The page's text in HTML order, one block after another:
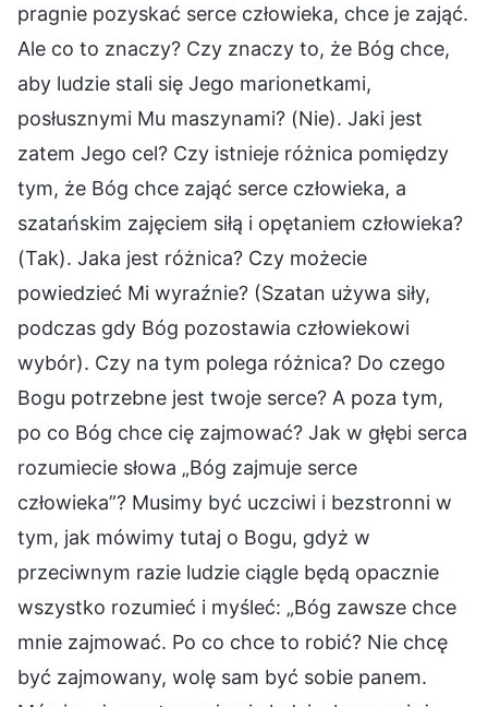
pragnie pozyskać serce człowieka, chce je zająć.
Ale co to znaczy? Czy znaczy to, że Bóg chce,
aby ludzie stali się Jego marionetkami,
posłusznymi Mu maszynami? (Nie). Jaki jest
zatem Jego cel? Czy istnieje różnica pomiędzy
tym, że Bóg chce zająć serce człowieka, a
szatańskim zajęciem siłą i opętaniem człowieka?
(Tak). Jaka jest różnica? Czy możecie
powiedzieć Mi wyraźnie? (Szatan używa siły,
podczas gdy Bóg pozostawia człowiekowi
wybór). Czy na tym polega różnica? Do czego
Bogu potrzebne jest twoje serce? A poza tym,
po co Bóg chce cię zajmować? Jak w głębi serca
rozumiecie słowa „Bóg zajmuje serce
człowieka”? Musimy być uczciwi i bezstronni w
tym, jak mówimy tutaj o Bogu, gdyż w
przeciwnym razie ludzie ciągle będą opacznie
wszystko rozumieć i myśleć: „Bóg zawsze chce
mnie zajmować. Po co chce to robić? Nie chcę
być zajmowany, wolę sam być sobie panem.